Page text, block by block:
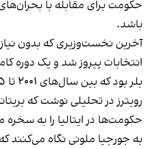
حکومت برای مقابله با
باشد.
آخرین نخست‌وزیری که بدون نیاز
انتخابات پیروز شد و یک دوره
بلر بود که بین سال‌های ۲۰۰۱ تا ۲۰۰۵ حکومت کرد.
رویترز در تحلیلی نوشت که
حکومت‌ها در ایتالیا را به
به جورجیا ملونی نگاه می‌کنند